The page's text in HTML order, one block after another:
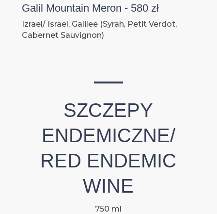
Galil Mountain Meron - 580 zł
Izrael/ Israel, Galilee (Syrah, Petit Verdot,
Cabernet Sauvignon)
SZCZEPY
ENDEMICZNE/
RED ENDEMIC
WINE
750 ml